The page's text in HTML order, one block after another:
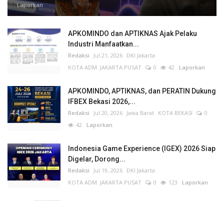
Laporkan
APKOMINDO dan APTIKNAS Ajak Pelaku
Industri Manfaatkan...
Redaksi Jul 21, 2026 DKI Jakarta
KOTA ADM. JAKARTA PUSAT
0 42 Laporkan
APKOMINDO, APTIKNAS, dan PERATIN Dukung
IFBEX Bekasi 2026,...
Redaksi Jul 20, 2026 Jawa Barat KOTA BEKASI
0
42 Laporkan
Indonesia Game Experience (IGEX) 2026 Siap
Digelar, Dorong...
Redaksi Jul 19, 2026 DKI Jakarta
KOTA ADM. JAKARTA PUSAT
0 123 Laporkan